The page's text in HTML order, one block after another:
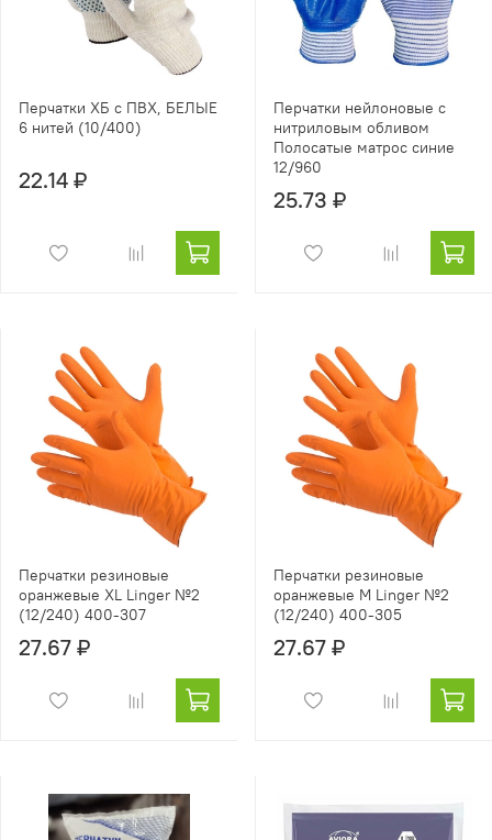
Перчатки ХБ с ПВХ, БЕЛЫЕ
6 нитей (10/400)
22.14 ₽
Перчатки нейлоновые с
нитриловым обливом
Полосатые матрос синие
12/960
25.73 ₽
Перчатки резиновые
оранжевые ХL Linger №2
(12/240) 400-307
27.67 ₽
Перчатки резиновые
оранжевые М Linger №2
(12/240) 400-305
27.67 ₽